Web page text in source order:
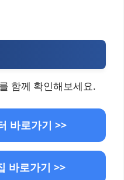
함께 확인해보세요.
바로가기 >>
바로가기 >>